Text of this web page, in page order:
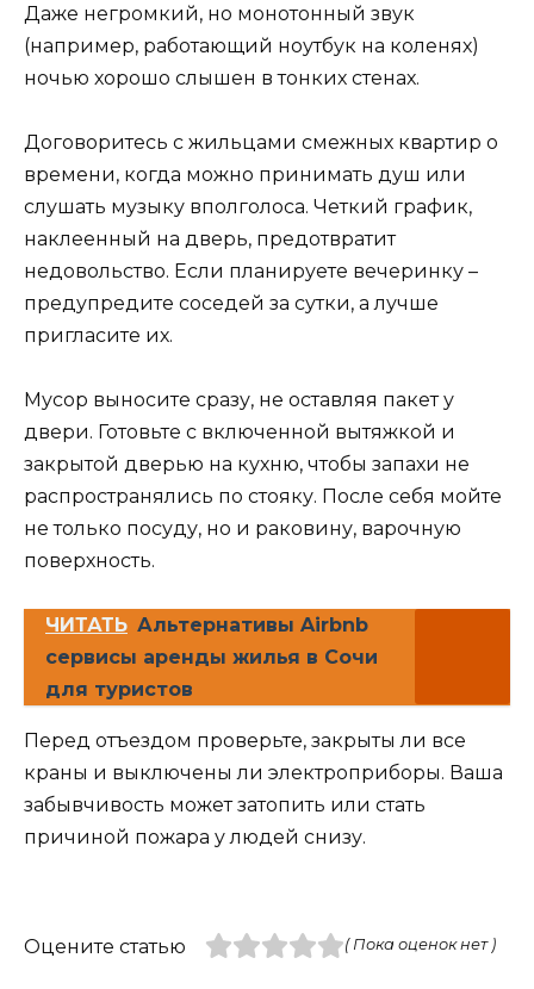
Даже негромкий, но монотонный звук
(например, работающий ноутбук на коленях)
ночью хорошо слышен в тонких стенах.
Договоритесь с жильцами смежных квартир о
времени, когда можно принимать душ или
слушать музыку вполголоса. Четкий график,
наклеенный на дверь, предотвратит
недовольство. Если планируете вечеринку –
предупредите соседей за сутки, а лучше
пригласите их.
Мусор выносите сразу, не оставляя пакет у
двери. Готовьте с включенной вытяжкой и
закрытой дверью на кухню, чтобы запахи не
распространялись по стояку. После себя мойте
не только посуду, но и раковину, варочную
поверхность.
ЧИТАТЬ Альтернативы Airbnb
сервисы аренды жилья в Сочи
для туристов
Перед отъездом проверьте, закрыты ли все
краны и выключены ли электроприборы. Ваша
забывчивость может затопить или стать
причиной пожара у людей снизу.
Оцените статью ( Пока оценок нет )